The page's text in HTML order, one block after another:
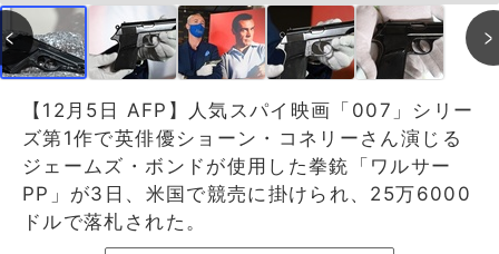
【12月5日 AFP】人気スパイ映画「007」シリー
ズ第1作で英俳優ショーン・コネリーさん演じる
ジェームズ・ボンドが使用した拳銃「ワルサー
PP」が3日、米国で競売に掛けられ、25万6000
ドルで落札された。